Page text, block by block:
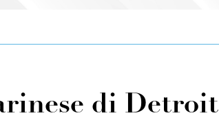
di Detroit